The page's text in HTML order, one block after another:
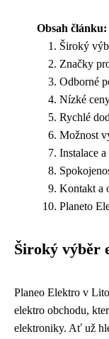
Obsah článku:
Široký
Značky
Odborné
Nízké
Rychlé
Možnost
Instalace
Kontakt a
Planeto
Široký výběr
Planeo Elektro v
elektro obchodu,
elektroniky. Ať už